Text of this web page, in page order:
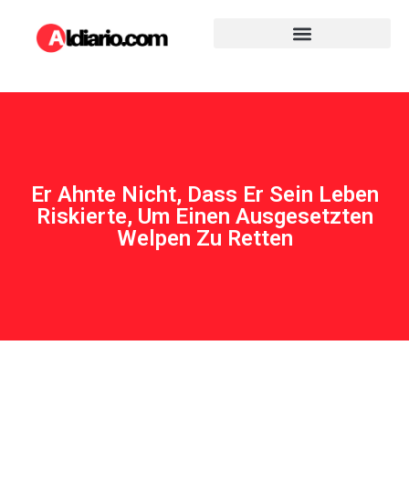
Er Ahnte Nicht, Dass Er Sein Leben
Riskierte, Um Einen Ausgesetzten
Welpen Zu Retten